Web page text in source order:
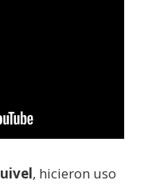
, hicieron uso